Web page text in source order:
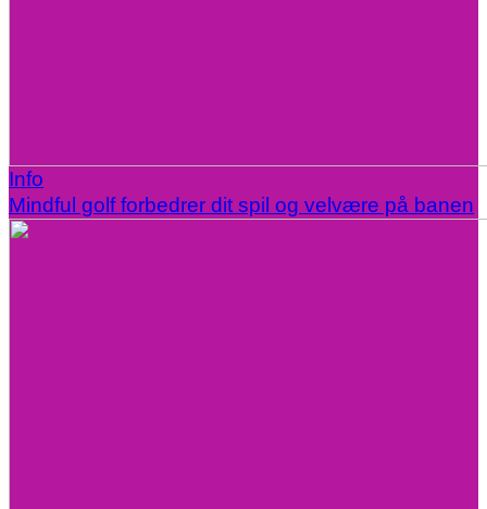
Info
Mindful golf forbedrer dit spil og velvære på banen